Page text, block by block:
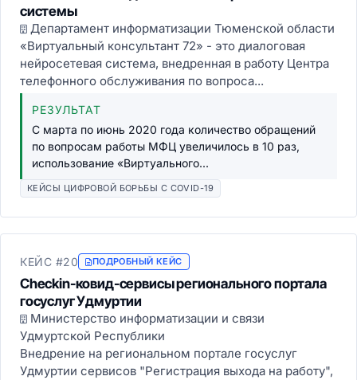
системы
Департамент информатизации Тюменской области
«Виртуальный консультант 72» - это диалоговая
нейросетевая система, внедренная в работу Центра
телефонного обслуживания по вопроса...
РЕЗУЛЬТАТ
С марта по июнь 2020 года количество обращений
по вопросам работы МФЦ увеличилось в 10 раз,
использование «Виртуального...
КЕЙСЫ ЦИФРОВОЙ БОРЬБЫ С COVID-19
КЕЙС #20 ПОДРОБНЫЙ КЕЙС
Checkin-ковид-сервисы регионального портала
госуслуг Удмуртии
Министерство информатизации и связи
Удмуртской Республики
Внедрение на региональном портале госуслуг
Удмуртии сервисов "Регистрация выхода на работу",